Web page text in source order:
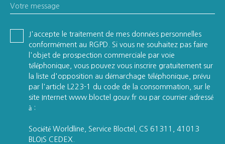
Votre message
J'accepte le traitement de mes données personnelles
conformément au RGPD. Si vous ne souhaitez pas faire
l'objet de prospection commerciale par voie
téléphonique, vous pouvez vous inscrire gratuitement sur
la liste d'opposition au démarchage téléphonique, prévu
par l'article L223-1 du code de la consommation, sur le
site Internet www.bloctel.gouv.fr ou par courrier adressé
à :
Société Worldline, Service Bloctel, CS 61311, 41013
BLOIS CEDEX.